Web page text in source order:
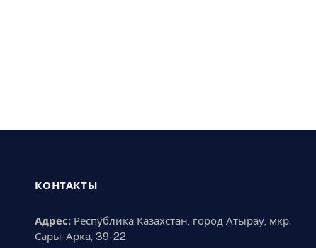
КОНТАКТЫ
Адрес: Республика Казахстан, город Атырау, мкр.
Сары-Арка, 39-22